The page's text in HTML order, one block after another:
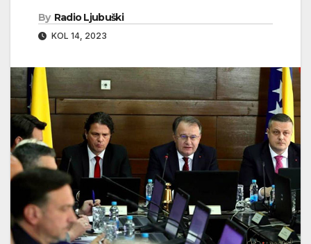
By Radio Ljubuški
KOL 14, 2023